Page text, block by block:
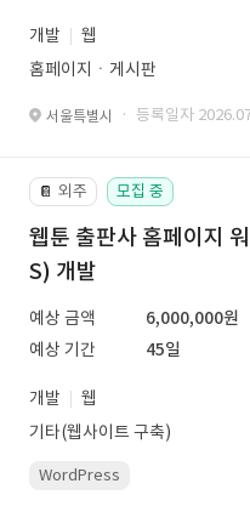
개발
웹
홈페이지ㆍ게시판
서울특별시 · 등록일자
📔 외주 모집 중
웹툰 출판사 홈페이지
S) 개발
예상 금액
6,000,000원
예상 기간
45일
개발
웹
기타(웹사이트 구축)
WordPress